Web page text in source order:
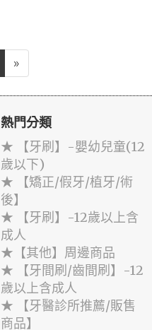
»
熱門分類
★ 【牙刷】-嬰幼兒童(12
歲以下)
★ 【矯正/假牙/植牙/術
後】
★ 【牙刷】-12歲以上含
成人
★【其他】周邊商品
★ 【牙間刷/齒間刷】-12
歲以上含成人
★ 【牙醫診所推薦/販售
商品】